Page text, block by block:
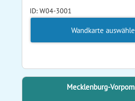
ID: W04-3001
Wandkarte
Mecklenburg-